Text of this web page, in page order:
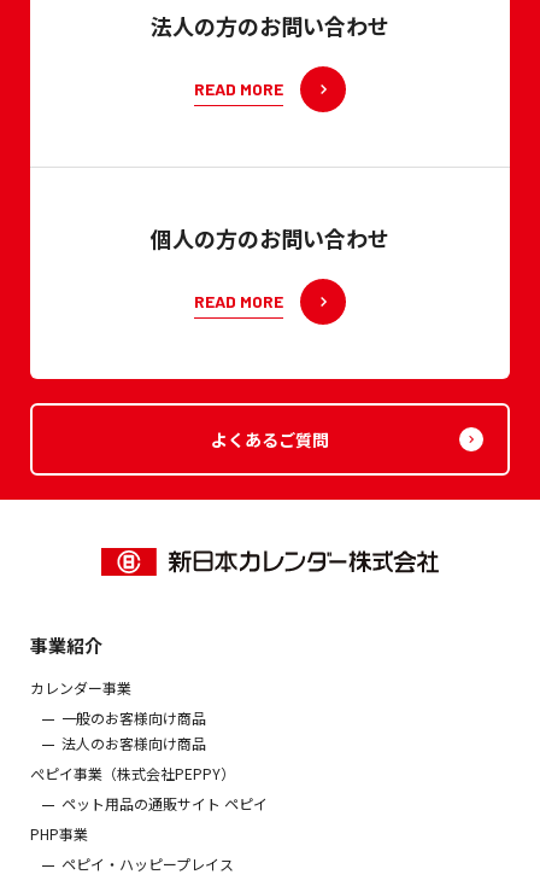
法人の方のお問い合わせ
READ MORE
個人の方のお問い合わせ
READ MORE
よくあるご質問
事業紹介
カレンダー事業
一般のお客様向け商品
法人のお客様向け商品
ぺピイ事業（株式会社PEPPY）
ペット用品の通販サイト ペピイ
PHP事業
ペピイ・ハッピープレイス